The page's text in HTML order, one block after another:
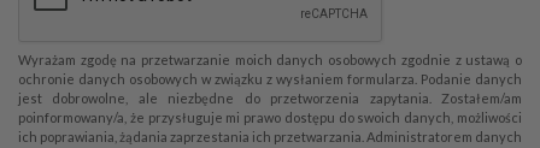
Wyrażam zgodę na przetwarzanie moich danych osobowych zgodnie z ustawą o
ochronie danych osobowych w związku z wysłaniem formularza. Podanie danych
jest dobrowolne, ale niezbędne do przetworzenia zapytania. Zostałem/am
poinformowany/a, że przysługuje mi prawo dostępu do swoich danych, możliwości
ich poprawiania, żądania zaprzestania ich przetwarzania. Administratorem danych